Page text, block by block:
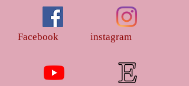
Facebook instagram